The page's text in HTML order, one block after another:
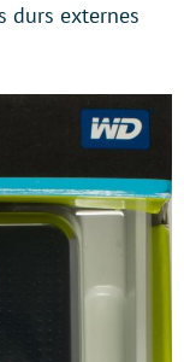
durs externes